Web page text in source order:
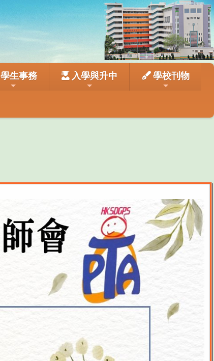
學生事務 入學與升中 學校刊物